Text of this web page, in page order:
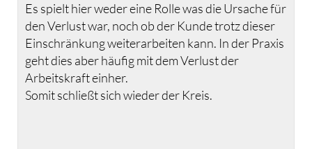
Es spielt hier weder eine Rolle was die Ursache für
den Verlust war, noch ob der Kunde trotz dieser
Einschränkung weiterarbeiten kann. In der Praxis
geht dies aber häufig mit dem Verlust der
Arbeitskraft einher.
Somit schließt sich wieder der Kreis.